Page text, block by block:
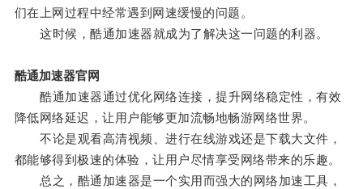
们在上网过程中经常遇到网速缓慢的问题。
这时候，酷通加速器就成为了解决这一问题的利器。
酷通加速器官网
酷通加速器通过优化网络连接，提升网络稳定性，有效
降低网络延迟，让用户能够更加流畅地畅游网络世界。
不论是观看高清视频、进行在线游戏还是下载大文件，
都能够得到极速的体验，让用户尽情享受网络带来的乐趣。
总之，酷通加速器是一个实用而强大的网络加速工具，